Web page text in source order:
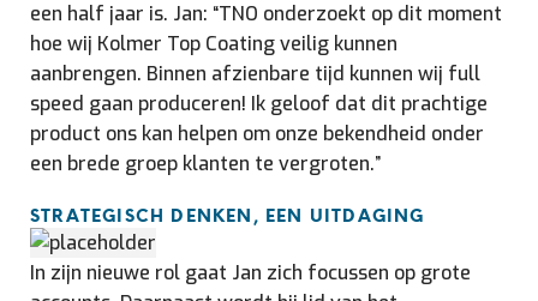
een half jaar is. Jan: “TNO onderzoekt op dit moment
hoe wij Kolmer Top Coating veilig kunnen
aanbrengen. Binnen afzienbare tijd kunnen wij full
speed gaan produceren! Ik geloof dat dit prachtige
product ons kan helpen om onze bekendheid onder
een brede groep klanten te vergroten.”
STRATEGISCH DENKEN, EEN UITDAGING
In zijn nieuwe rol gaat Jan zich focussen op grote